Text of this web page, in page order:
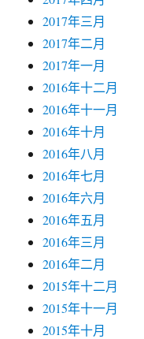
2017年三月
2017年二月
2017年一月
2016年十二月
2016年十一月
2016年十月
2016年八月
2016年七月
2016年六月
2016年五月
2016年三月
2016年二月
2015年十二月
2015年十一月
2015年十月